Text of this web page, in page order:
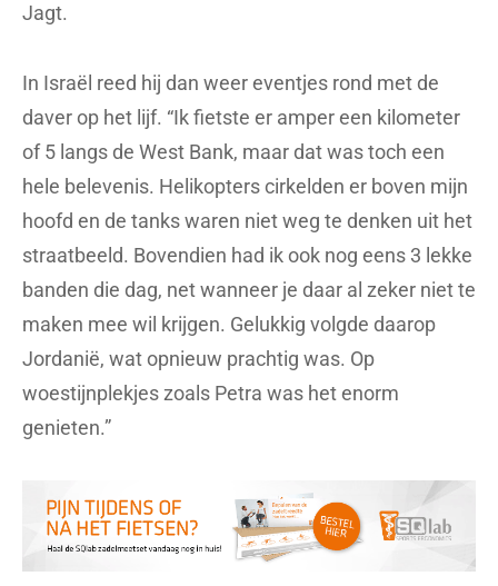
Jagt.
In Israël reed hij dan weer eventjes rond met de
daver op het lijf. “Ik fietste er amper een kilometer
of 5 langs de West Bank, maar dat was toch een
hele belevenis. Helikopters cirkelden er boven mijn
hoofd en de tanks waren niet weg te denken uit het
straatbeeld. Bovendien had ik ook nog eens 3 lekke
banden die dag, net wanneer je daar al zeker niet te
maken mee wil krijgen. Gelukkig volgde daarop
Jordanië, wat opnieuw prachtig was. Op
woestijnplekjes zoals Petra was het enorm
genieten.”